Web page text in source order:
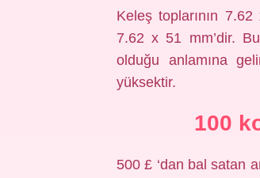
Keleş toplarının
7.62 x 51 mm’dir.
olduğu anlamına
yüksektir.
100
500 £ ‘dan bal satan